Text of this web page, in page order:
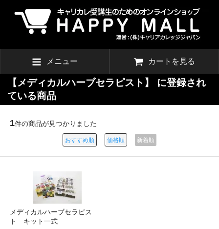
メニュー カートを見る
【メディカルハーブセラピスト】 に登録され
ている商品
1件の商品が見つかりました
おすすめ順 価格順 新着順
メディカルハーブセラピス
ト キット一式